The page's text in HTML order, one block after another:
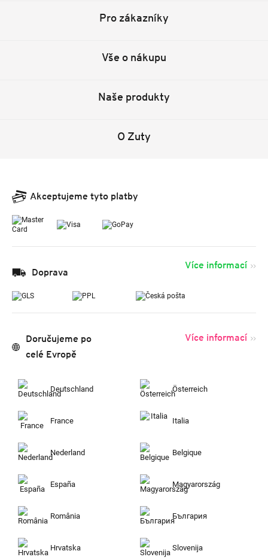
Pro zákazníky
Vše o nákupu
Naše produkty
O Zuty
Akceptujeme tyto platby
Doprava
Více informací
Doručujeme po
celé Evropě
Více informací
Deutschland Österreich
France Italia
Nederland Belgique
España Magyarország
România България
Hrvatska Slovenija